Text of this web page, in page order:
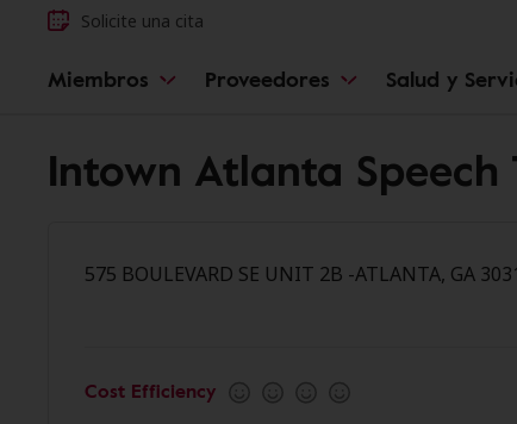
Solicite una cita
Miembros Proveedores Salud y
Intown Atlanta Speech
575 BOULEVARD SE UNIT 2B -ATLANTA, GA
Cost Efficiency